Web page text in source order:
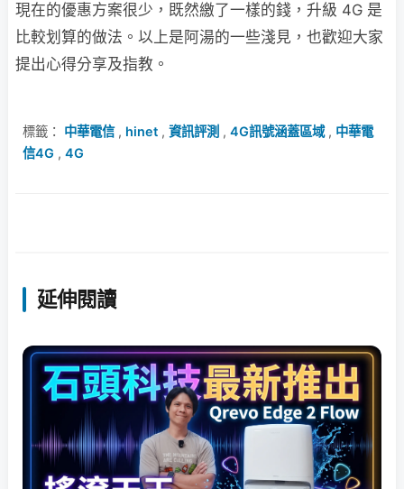
現在的優惠方案很少，既然繳了一樣的錢，升級 4G 是
比較划算的做法。以上是阿湯的一些淺見，也歡迎大家
提出心得分享及指教。
標籤： 中華電信, hinet , 資訊評測 , 4G訊號涵蓋區域, 中華電
信4G , 4G
延伸閱讀